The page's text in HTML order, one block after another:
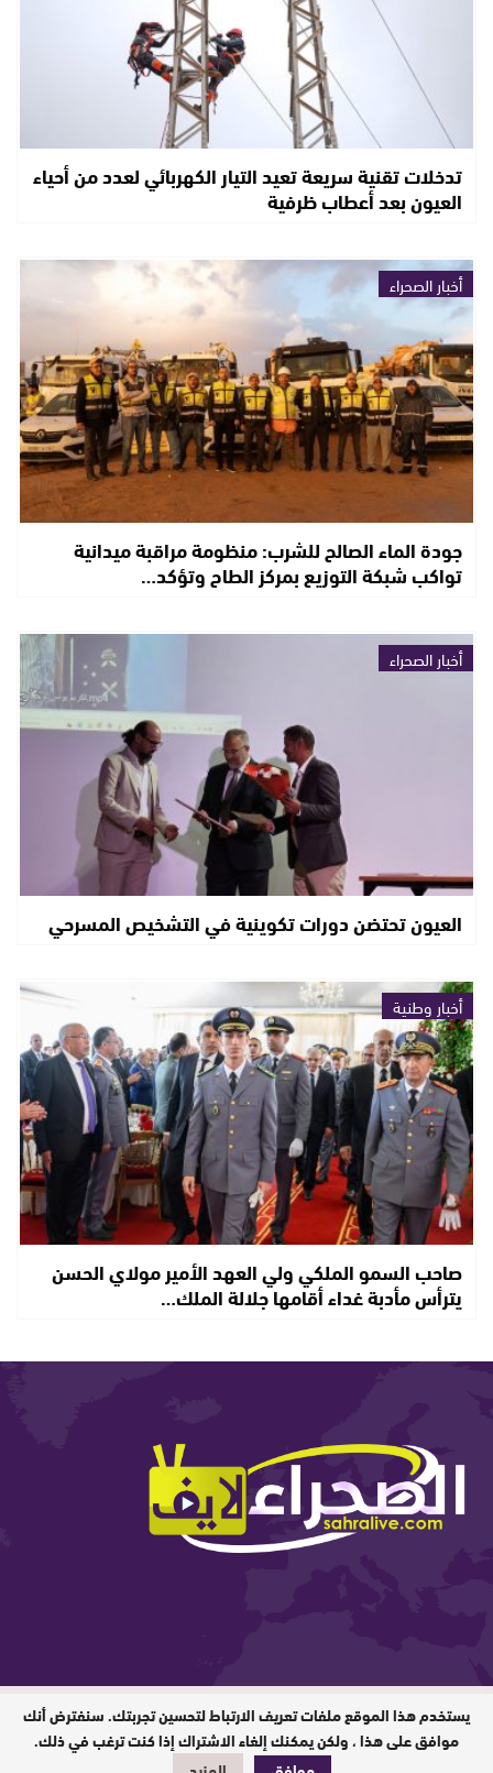
تدخلات تقنية سريعة تعيد التيار الكهربائي لعدد من أحياء
العيون بعد أعطاب ظرفية
أخبار الصحراء
جودة الماء الصالح للشرب: منظومة مراقبة ميدانية
تواكب شبكة التوزيع بمركز الطاح وتؤكد…
أخبار الصحراء
العيون تحتضن دورات تكوينية في التشخيص المسرحي
أخبار وطنية
صاحب السمو الملكي ولي العهد الأمير مولاي الحسن
يترأس مأدبة غداء أقامها جلالة الملك…
المدير المسؤول : ابيبك المحفوظ / جميع
الحقوق محفوظة © 2026
تصميم وبرمجة
يستخدم هذا الموقع ملفات تعريف الارتباط لتحسين تجربتك. سنفترض أنك
موافق على هذا ، ولكن يمكنك إلغاء الاشتراك إذا كنت ترغب في ذلك.